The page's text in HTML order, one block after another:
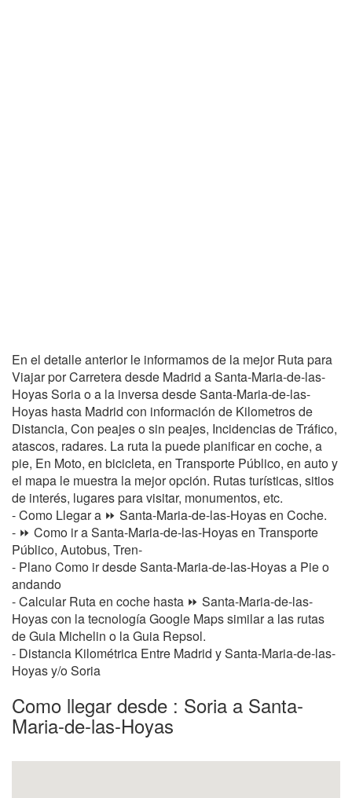
En el detalle anterior le informamos de la mejor Ruta para
Viajar por Carretera desde Madrid a Santa-Maria-de-las-
Hoyas Soria o a la inversa desde Santa-Maria-de-las-
Hoyas hasta Madrid con información de Kilometros de
Distancia, Con peajes o sin peajes, Incidencias de Tráfico,
atascos, radares. La ruta la puede planificar en coche, a
pie, En Moto, en bicicleta, en Transporte Público, en auto y
el mapa le muestra la mejor opción. Rutas turísticas, sitios
de interés, lugares para visitar, monumentos, etc.
- Como Llegar a ⏩ Santa-Maria-de-las-Hoyas en Coche.
- ⏩ Como ir a Santa-Maria-de-las-Hoyas en Transporte
Público, Autobus, Tren-
- Plano Como ir desde Santa-Maria-de-las-Hoyas a Pie o
andando
- Calcular Ruta en coche hasta ⏩ Santa-Maria-de-las-
Hoyas con la tecnología Google Maps similar a las rutas
de Guia Michelin o la Guia Repsol.
- Distancia Kilométrica Entre Madrid y Santa-Maria-de-las-
Hoyas y/o Soria
Como llegar desde : Soria a Santa-
Maria-de-las-Hoyas